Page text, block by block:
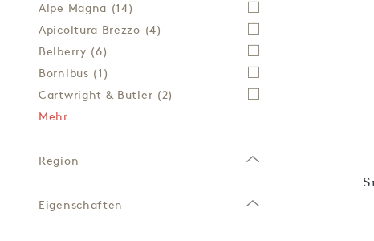
Alpe Magna (14)
Apicoltura Brezzo (4)
Belberry (6)
Bornibus (1)
Cartwright & Butler (2)
Mehr
Region
Eigenschaften